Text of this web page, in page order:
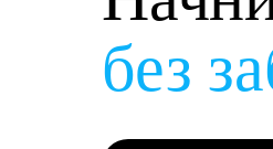
и